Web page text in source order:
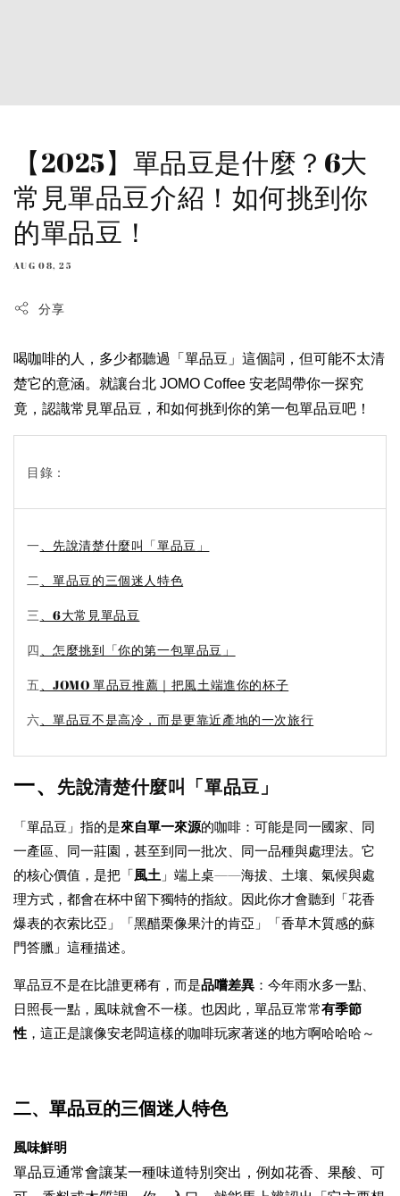
【2025】單品豆是什麼？6大
常見單品豆介紹！如何挑到你
的單品豆！
AUG 08, 25
分享
喝咖啡的人，多少都聽過「單品豆」這個詞，但可能不太清
楚它的意涵。就讓台北 JOMO Coffee 安老闆帶你一探究
竟，認識常見單品豆，和如何挑到你的第一包單品豆吧！
目錄：
一 、先說清楚什麼叫「單品豆」
二 、單品豆的三個迷人特色
三 、6大常見單品豆
四 、怎麼挑到「你的第一包單品豆」
五 、JOMO 單品豆推薦｜把風土端進你的杯子
六 、單品豆不是高冷，而是更靠近產地的一次旅行
一、 先說清楚什麼叫「單品豆」
「單品豆」指的是來自單一來源的咖啡：可能是同一國家、同
一產區、同一莊園，甚至到同一批次、同一品種與處理法。它
的核心價值，是把「風土 」端上桌——海拔、土壤、氣候與處
理方式，都會在杯中留下獨特的指紋。因此你才會聽到「花香
爆表的衣索比亞」「黑醋栗像果汁的肯亞」「香草木質感的蘇
門答臘」這種描述。
單品豆不是在比誰更稀有，而是品嚐差異 ：今年雨水多一點、
日照長一點，風味就會不一樣。也因此，單品豆常常有季節
性 ，這正是讓像安老闆這樣的咖啡玩家著迷的地方啊哈哈哈～
二、單品豆的三個迷人特色
風味鮮明
單品豆通常會讓某一種味道特別突出，例如花香、果酸、可